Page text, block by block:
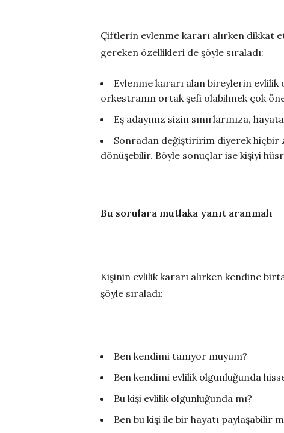
Çiftlerin evlenme kararı alırken dikkat
gereken özellikleri de şöyle sıraladı:
Evlenme kararı alan bireylerin evlilik
orkestranın ortak şefi olabilmek çok
Eş adayınız sizin sınırlarınıza,
Sonradan değiştiririm diyerek hiçbir
dönüşebilir. Böyle sonuçlar ise kişiyi
Bu sorulara mutlaka yanıt aranmalı
Kişinin evlilik kararı alırken kendine
şöyle sıraladı:
Ben kendimi tanıyor muyum?
Ben kendimi evlilik olgunluğunda
Bu kişi evlilik olgunluğunda mı?
Ben bu kişi ile bir hayatı paylaşabilir